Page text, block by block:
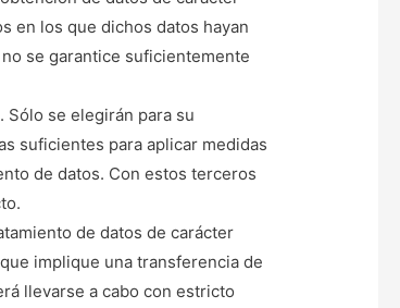
en los que dichos datos hayan
se garantice suficientemente
. Sólo se elegirán para su
suficientes para aplicar medidas
de datos. Con estos terceros
de datos de carácter
implique una transferencia de
llevarse a cabo con estricto